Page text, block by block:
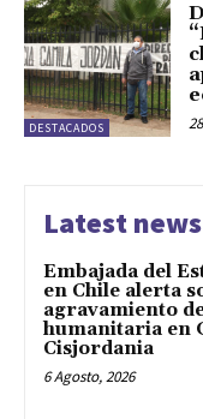
DESTACADOS
Latest news
Embajada del
en Chile alerta
agravamiento
humanitaria en
Cisjordania
6 Agosto, 2026